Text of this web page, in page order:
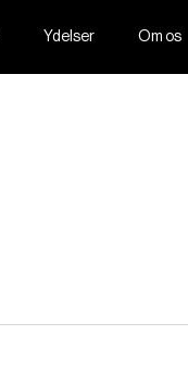
Ydelser Om os